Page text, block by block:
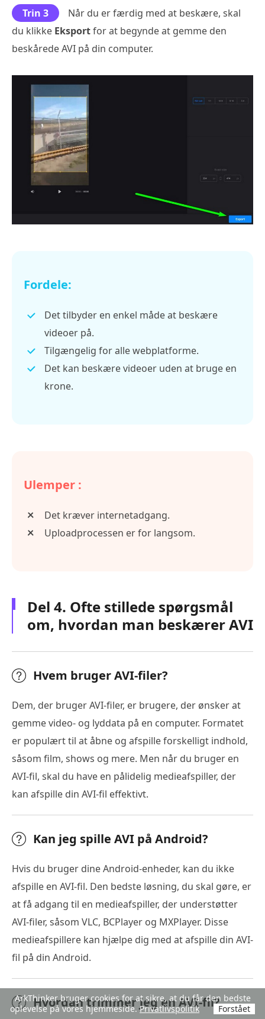
Trin 3
Når du er færdig med at beskære, skal
du klikke Eksportfor at begynde at gemme den
beskårede AVI på din computer.
Fordele:
Det tilbyder en enkel måde at beskære
videoer på.
Tilgængelig for alle webplatforme.
Det kan beskære videoer uden at bruge en
krone.
Ulemper :
Det kræver internetadgang.
Uploadprocessen er for langsom.
Del 4. Ofte stillede spørgsmål
om, hvordan man beskærer AVI
Hvem bruger AVI-filer?
Dem, der bruger AVI-filer, er brugere, der ønsker at
gemme video- og lyddata på en computer. Formatet
er populært til at åbne og afspille forskelligt indhold,
såsom film, shows og mere. Men når du bruger en
AVI-fil, skal du have en pålidelig medieafspiller, der
kan afspille din AVI-fil effektivt.
Kan jeg spille AVI på Android?
Hvis du bruger dine Android-enheder, kan du ikke
afspille en AVI-fil. Den bedste løsning, du skal gøre, er
at få adgang til en medieafspiller, der understøtter
AVI-filer, såsom VLC, BCPlayer og MXPlayer. Disse
medieafspillere kan hjælpe dig med at afspille din AVI-
fil på din Android.
Hvordan trimmer jeg en AVI-fil?
ArkThinker bruger cookies for at sikre, at du får den bedste
oplevelse på vores hjemmeside.Privatlivspolitik Forstået